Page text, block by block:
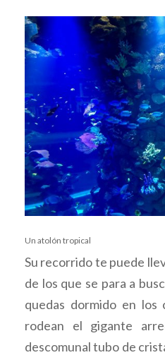
Un atolón tropical
Su recorrido te puede
de los que se para a
quedas dormido en los
rodean el gigante
descomunal tubo de